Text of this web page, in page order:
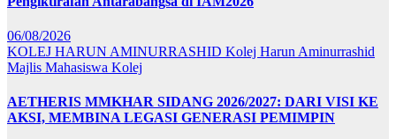
06/08/2026
KOLEJ HARUN AMINURRASHID Kolej Harun Aminurrashid
Majlis Mahasiswa Kolej
AETHERIS MMKHAR SIDANG 2026/2027: DARI VISI KE
AKSI, MEMBINA LEGASI GENERASI PEMIMPIN